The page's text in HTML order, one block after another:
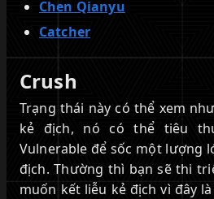
Chen Qianyu
Catcher
Crush
Trạng thái này có thể xem
kẻ địch, nó có thể tiêu
Vulnerable để sốc một lượng
địch. Thường thì bạn sẽ thi
muốn kết liễu kẻ địch vì đây